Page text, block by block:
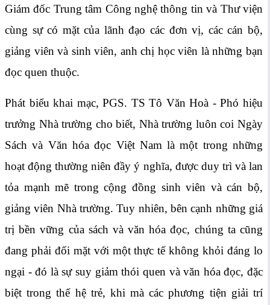
Giám đốc Trung tâm Công nghệ thông tin và Thư viện
cùng sự có mặt của lãnh đạo các đơn vị, các cán bộ,
giảng viên và sinh viên, anh chị học viên là những bạn
đọc quen thuộc.
Phát biểu khai mạc, PGS. TS Tô Văn Hoà - Phó hiệu
trưởng Nhà trường cho biết, Nhà trường luôn coi Ngày
Sách và Văn hóa đọc Việt Nam là một trong những
hoạt động thường niên đầy ý nghĩa, được duy trì và lan
tỏa mạnh mẽ trong cộng đồng sinh viên và cán bộ,
giảng viên Nhà trường. Tuy nhiên, bên cạnh những giá
trị bền vững của sách và văn hóa đọc, chúng ta cũng
đang phải đối mặt với một thực tế không khỏi đáng lo
ngại - đó là sự suy giảm thói quen và văn hóa đọc, đặc
biệt trong thế hệ trẻ, khi mà các phương tiện giải trí